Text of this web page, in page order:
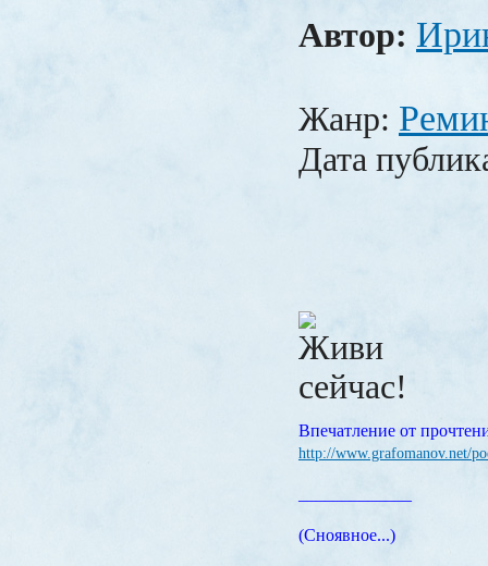
Автор:
Жанр:
Дата
Впечатление от
http://www.grafomanov.net/
(Сноявное...)